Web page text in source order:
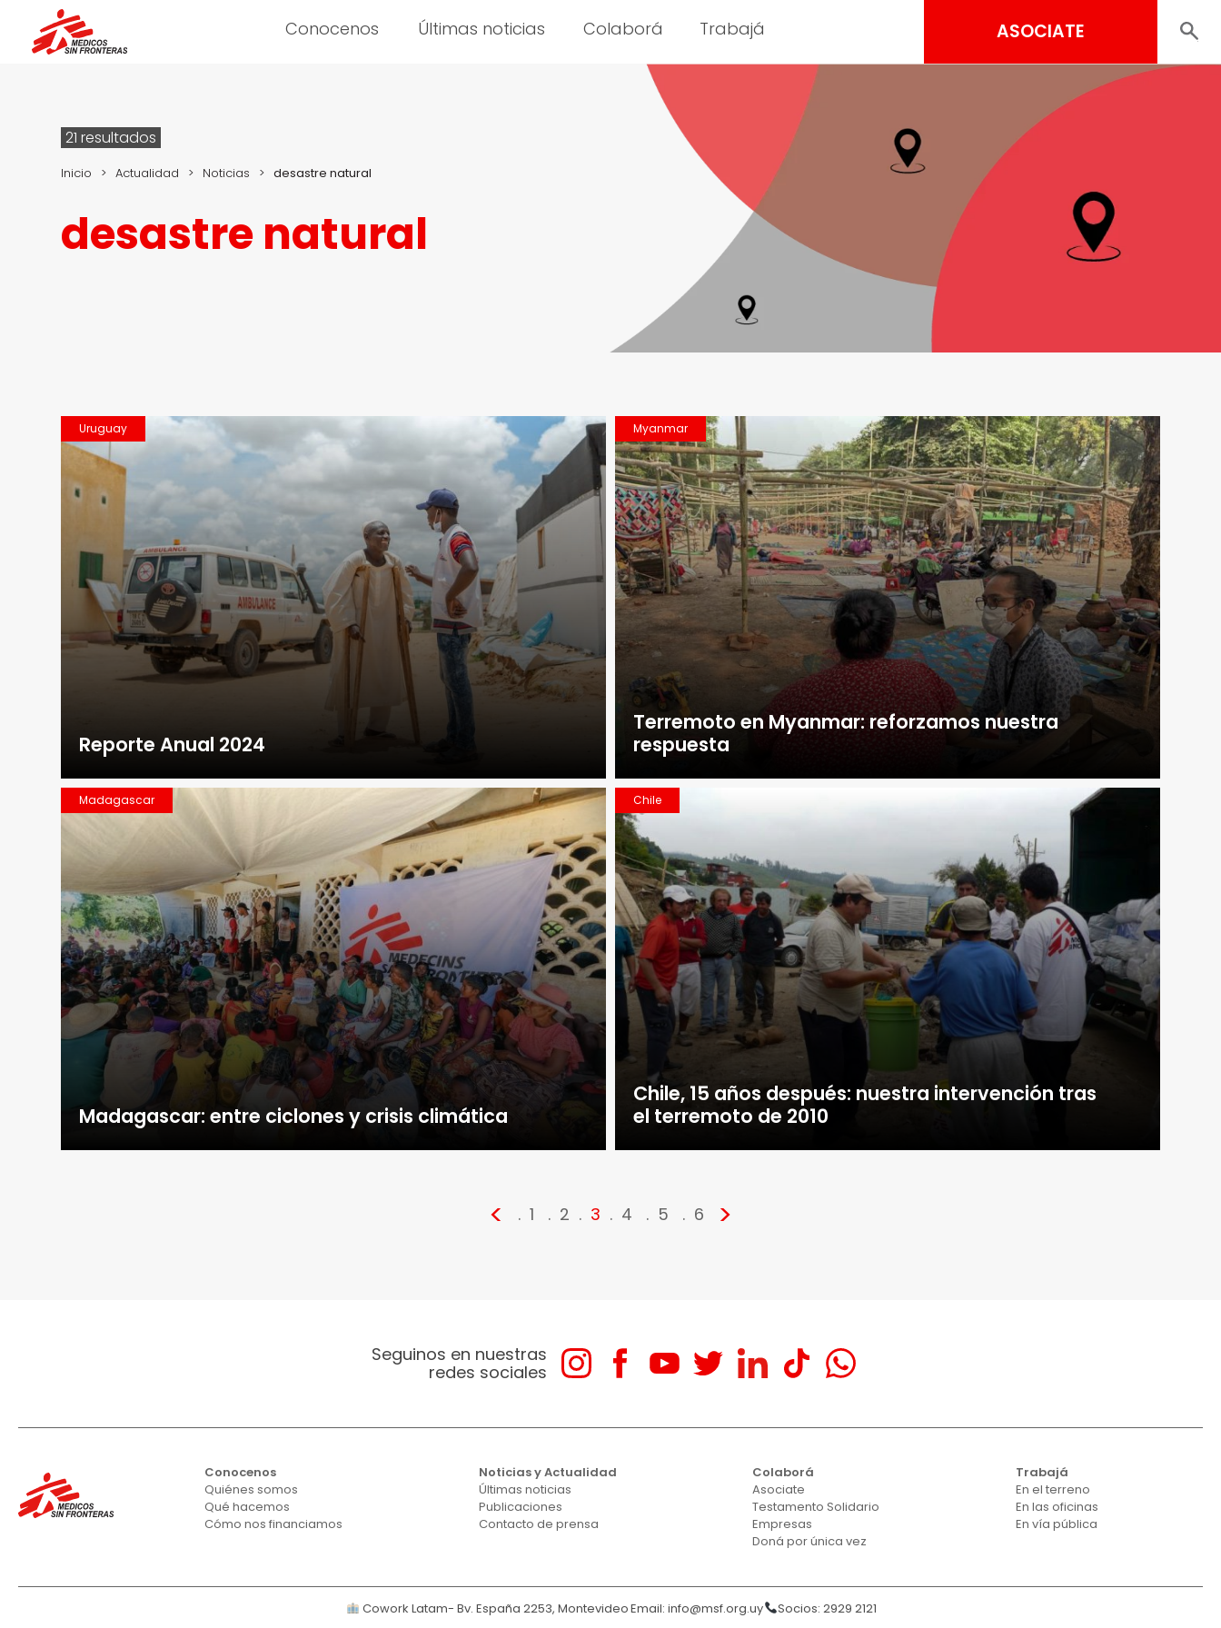
Conocenos Últimas noticias Colaborá Trabajá ASOCIATE
21 resultados
Inicio > Actualidad > Noticias > desastre natural
desastre natural
Uruguay
Reporte Anual 2024
Myanmar
Terremoto en Myanmar: reforzamos nuestra
respuesta
Madagascar
Madagascar: entre ciclones y crisis climática
Chile
Chile, 15 años después: nuestra intervención tras
el terremoto de 2010
< 1 2 3 4 5 6 >
Seguinos en nuestras
redes sociales
Conocenos
Quiénes somos
Qué hacemos
Cómo nos financiamos
Noticias y Actualidad
Últimas noticias
Publicaciones
Contacto de prensa
Colaborá
Asociate
Testamento Solidario
Empresas
Doná por única vez
Trabajá
En el terreno
En las oficinas
En vía pública
Cowork Latam- Bv. España 2253, MontevideoEmail: info@msf.org.uy Socios: 2929 2121